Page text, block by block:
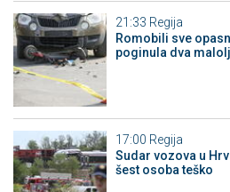
21:33 Regija
Romobili sve
poginula dva
17:00 Regija
Sudar vozova u
šest osoba teško